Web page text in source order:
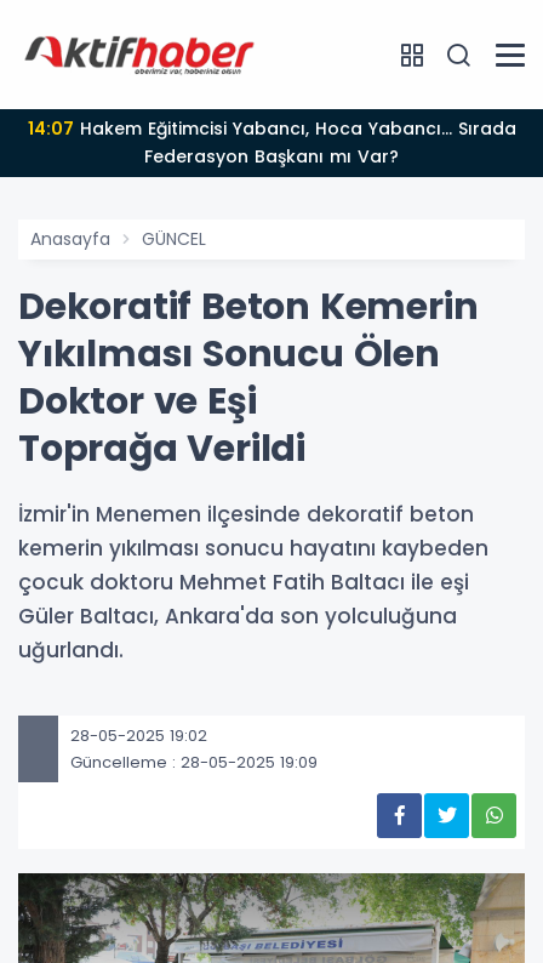
14:07
Federasyon Başkanı mı Var?
Anasayfa GÜNCEL
Dekoratif Beton Kemerin
Yıkılması Sonucu Ölen
Doktor ve Eşi
Toprağa Verildi
İzmir'in Menemen ilçesinde dekoratif beton
kemerin yıkılması sonucu hayatını kaybeden
çocuk doktoru Mehmet Fatih Baltacı ile eşi
Güler Baltacı, Ankara'da son yolculuğuna
uğurlandı.
28-05-2025 19:02
Güncelleme : 28-05-2025 19:09